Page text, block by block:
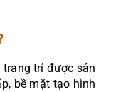
trí được sản
bề mặt tạo hình